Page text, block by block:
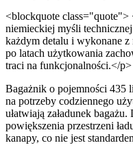
<blockquote
niemieckiej myśli
każdym detalu i wykonane z
po latach użytkowania
traci na funkcjonalności.</
Bagażnik o pojemności 435
na potrzeby codziennego
ułatwiają załadunek
powiększenia przestrzeni
kanapy, co nie jest